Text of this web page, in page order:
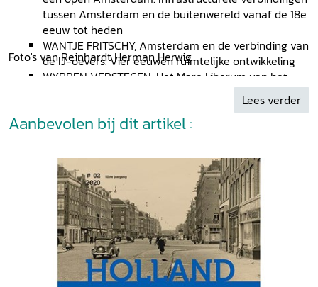
tussen Amsterdam en de buitenwereld vanaf de 18e
eeuw tot heden
WANTJE FRITSCHY, Amsterdam en de verbinding van
de IJ-oevers. Vier eeuwen ruimtelijke ontwikkeling
WYBREN VERSTEGEN, Het Mare Liberum van het
KAREL DAVIDS, Sporen in de stad. De metro en de
strijd om de ruimtelijke ordening in Amsterdam
snelweg door de lucht. De hoofdstad van Nederland
en de nationale luchthaven 1919-1999
Boekbesprekingen
HANS ROOSEBOOM, Tussen wens en waarheid:
Foto's van Reinhardt Herman Herwig
Lees verder
Aanbevolen bij dit artikel :